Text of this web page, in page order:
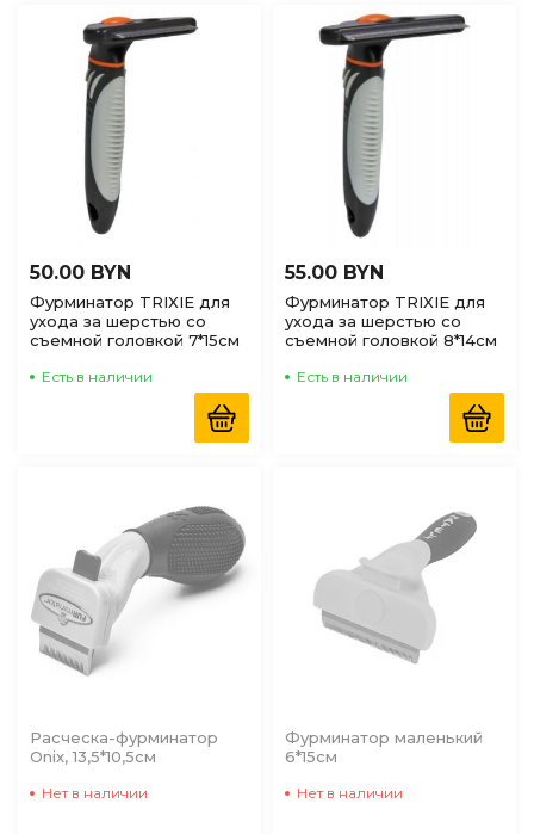
50.00 BYN
Фурминатор TRIXIE для
ухода за шерстью со
съемной головкой 7*15см
Есть в наличии
55.00 BYN
Фурминатор TRIXIE для
ухода за шерстью со
съемной головкой 8*14см
Есть в наличии
Расческа-фурминатор
Onix, 13,5*10,5см
Нет в наличии
Фурминатор маленький
6*15см
Нет в наличии